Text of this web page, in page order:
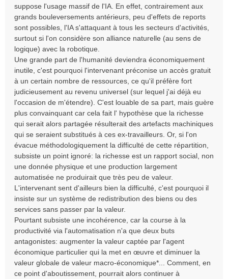
a
g
e
n
l
u
suppose l'usage massif de l'IA. En effet, contrairement aux
grands bouleversements antérieurs, peu d'effets de reports
sont possibles, l'IA s'attaquant à tous les secteurs d'activités,
surtout si l'on considère son alliance naturelle (au sens de
logique) avec la robotique.
Une grande part de l'humanité deviendra économiquement
inutile, c'est pourquoi l'intervenant préconise un accès gratuit
à un certain nombre de ressources, ce qu'il préfère fort
judicieusement au revenu universel (sur lequel j'ai déjà eu
l'occasion de m'étendre). C'est louable de sa part, mais guère
plus convainquant car cela fait l' hypothèse que la richesse
qui serait alors partagée résulterait des artefacts machiniques
qui se seraient substitués à ces ex-travailleurs. Or, si l'on
évacue méthodologiquement la difficulté de cette répartition,
subsiste un point ignoré: la richesse est un rapport social, non
une donnée physique et une production largement
automatisée ne produirait que très peu de valeur.
L'intervenant sent d'ailleurs bien la difficulté, c'est pourquoi il
insiste sur un système de redistribution des biens ou des
services sans passer par la valeur.
Pourtant subsiste une incohérence, car la course à la
productivité via l'automatisation n'a que deux buts
antagonistes: augmenter la valeur captée par l'agent
économique particulier qui la met en œuvre et diminuer la
valeur globale de valeur macro-économique*... Comment, en
ce point d'aboutissement, pourrait alors continuer à